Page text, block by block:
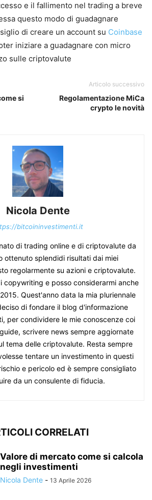
e il fallimento nel trading a breve
questo modo di guadagnare
di creare un account su Coinbase
iniziare a guadagnare con micro
sulle criptovalute
si
Articolo successivo
Regolamentazione MiCa
crypto le novità
Nicola Dente
bitcoininvestimenti.it
di trading online e di criptovalute da
ottenuto splendidi risultati dai miei
regolarmente su azioni e criptovalute.
copywriting e posso considerarmi anche
Quest'anno data la mia pluriennale
di fondare il blog d'informazione
per condividere le mie conoscenze coi
scrivere news sempre aggiornate
tema delle criptovalute. Resta sempre
tentare un investimento in questi
e pericolo ed è sempre consigliato
da un consulente di fiducia.
CORRELATI
Valore di mercato come si calcola
negli investimenti
Nicola Dente - 13 Aprile 2026